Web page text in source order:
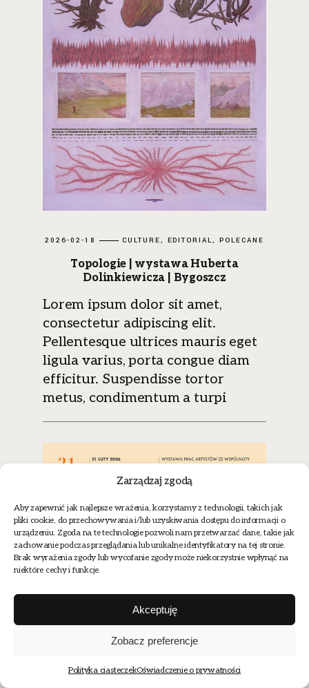
Zarządzaj zgodą
Aby zapewnić jak najlepsze wrażenia, korzystamy z technologii, takich jak
pliki cookie, do przechowywania i/lub uzyskiwania dostępu do informacji o
urządzeniu. Zgoda na te technologie pozwoli nam przetwarzać dane, takie jak
zachowanie podczas przeglądania lub unikalne identyfikatory na tej stronie.
Brak wyrażenia zgody lub wycofanie zgody może niekorzystnie wpłynąć na
niektóre cechy i funkcje.
Akceptuję
Zobacz preferencje
Polityka ciasteczekOświadczenie o prywatności
2026-02-18 CULTURE EDITORIAL POLECANE
Topologie | wystawa Huberta
Dolinkiewicza | Bygoszcz
Lorem ipsum dolor sit amet,
consectetur adipiscing elit.
Pellentesque ultrices mauris eget
ligula varius, porta congue diam
efficitur. Suspendisse tortor
metus, condimentum a turpi